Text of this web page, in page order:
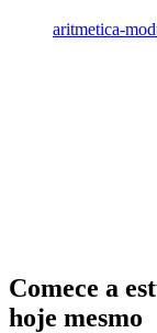
aritmetica-
Comece a
hoje mesmo